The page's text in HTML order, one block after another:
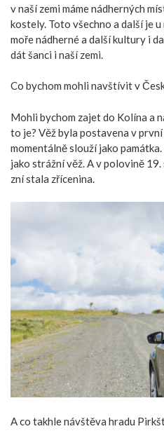
v naší zemi máme nádherných
kostely. Toto všechno a další je u
moře nádherné a další kultury i
dát šanci i naší zemi.
Co bychom mohli navštívit v
Mohli bychom zajet do Kolína a
to je? Věž byla postavena v
momentálně slouží jako
jako strážní věž. A v polovině
zní stala zřícenina.
A co takhle návštěva hradu